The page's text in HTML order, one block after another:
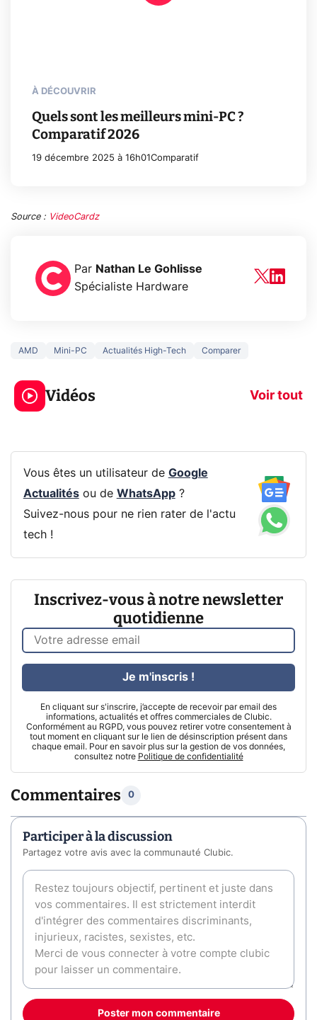
À DÉCOUVRIR
Quels sont les meilleurs mini-PC ?
Comparatif 2026
19 décembre 2025 à 16h01Comparatif
Source : VideoCardz
Par Nathan Le Gohlisse
Spécialiste Hardware
AMD Mini-PC Actualités High-Tech Comparer
Vidéos Voir tout
3 écrans en 1 pour
319€ ? Voici L'AOC
CQ32G4ZA !
5
prochaine
Vous êtes un utilisateur de Google
Actualitésou de WhatsApp?
Suivez-nous pour ne rien rater de l'actu
tech !
Inscrivez-vous à notre newsletter
quotidienne
En cliquant sur s'inscrire, j’accepte de recevoir par email des
informations, actualités et offres commerciales de Clubic.
Conformément au RGPD, vous pouvez retirer votre consentement à
tout moment en cliquant sur le lien de désinscription présent dans
chaque email. Pour en savoir plus sur la gestion de vos données,
consultez notre Politique de confidentialité
Je m'inscris !
Commentaires 0
Participer à la discussion
Partagez votre avis avec la communauté Clubic.
Poster mon commentaire